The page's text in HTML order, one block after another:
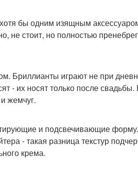
бы одним изящным
не стоит, но полностью
Бриллианты играют не при
- их носят только после
жемчуг.
и подсвечивающие
- такая разница текстур
крема.